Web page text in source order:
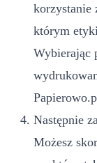
korzystanie
którym
Wybierając
Następnie
Możesz